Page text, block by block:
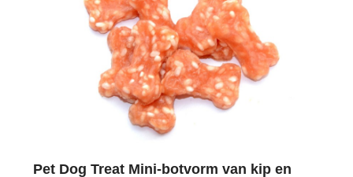
Pet Dog Treat Mini-botvorm van kip en